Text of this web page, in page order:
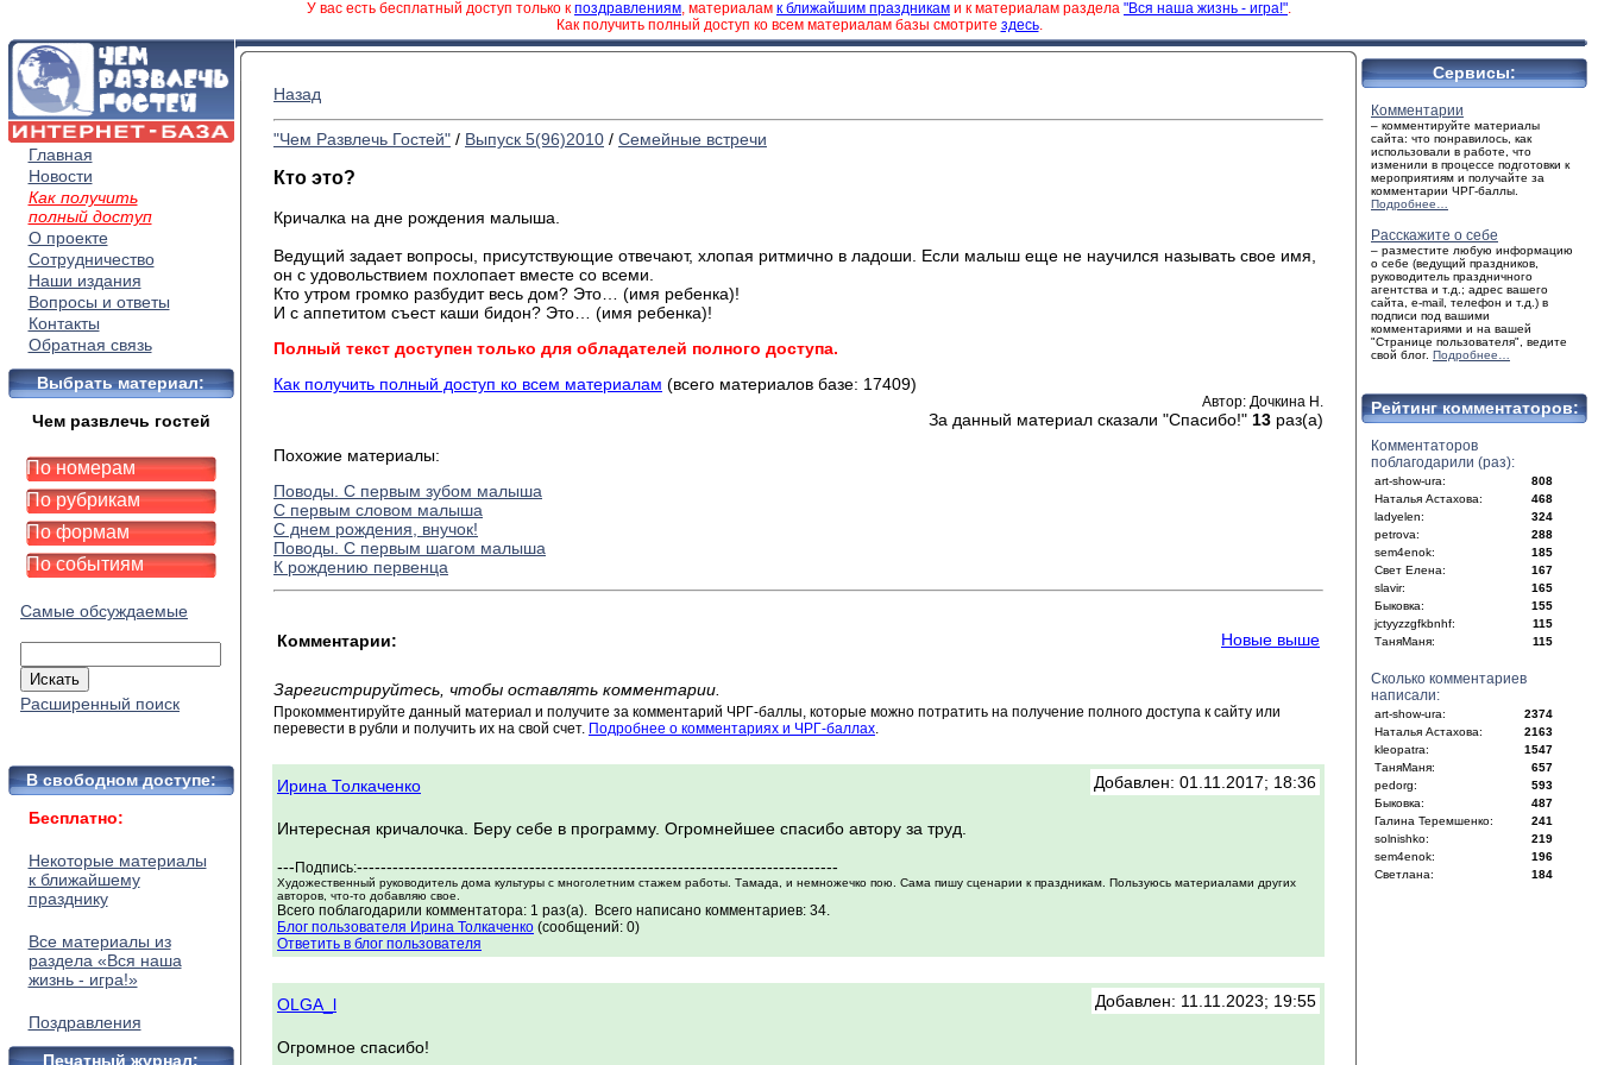
У вас есть бесплатный доступ только к поздравлениям, материалам к ближайшим праздникам и к материалам раздела "Вся наша жизнь - игра!".
Как получить полный доступ ко всем материалам базы смотрите здесь.
Главная
Новости
Как получить
полный доступ
О проекте
Сотрудничество
Наши издания
Вопросы и ответы
Контакты
Обратная связь
Выбрать материал:
Чем развлечь гостей
По номерам
По рубрикам
По формам
По событиям
Самые обсуждаемые
Расширенный поиск
В свободном доступе:
Бесплатно:
Некоторые материалы
к ближайшему
празднику
Все материалы из
раздела «Вся наша
жизнь - игра!»
Поздравления
Печатный журнал:
Назад
"Чем Развлечь Гостей" / Выпуск 5(96)2010 / Семейные встречи
Кто это?
Кричалка на дне рождения малыша.
Ведущий задает вопросы, присутствующие отвечают, хлопая ритмично в ладоши. Если малыш еще не научился называть свое имя,
он с удовольствием похлопает вместе со всеми.
Кто утром громко разбудит весь дом? Это… (имя ребенка)!
И с аппетитом съест каши бидон? Это… (имя ребенка)!
Полный текст доступен только для обладателей полного доступа.
Как получить полный доступ ко всем материалам (всего материалов базе: 17409)
Автор: Дочкина Н.
За данный материал сказали "Спасибо!" 13 раз(а)
Похожие материалы:
Поводы. С первым зубом малыша
С первым словом малыша
С днем рождения, внучок!
Поводы. С первым шагом малыша
К рождению первенца
Комментарии: Новые выше
Зарегистрируйтесь, чтобы оставлять комментарии.
Прокомментируйте данный материал и получите за комментарий ЧРГ-баллы, которые можно потратить на получение полного доступа к сайту или
перевести в рубли и получить их на свой счет. Подробнее о комментариях и ЧРГ-баллах.
Ирина Толкаченко Добавлен: 01.11.2017; 18:36
Интересная кричалочка. Беру себе в программу. Огромнейшее спасибо автору за труд.
--- Подпись:---------------------------------------------------------------------------------
Художественный руководитель дома культуры с многолетним стажем работы. Тамада, и немножечко пою. Сама пишу сценарии к праздникам. Пользуюсь материалами других
авторов, что-то добавляю свое.
Всего поблагодарили комментатора: 1 раз(а). Всего написано комментариев: 34.
Блог пользователя Ирина Толкаченко (сообщений: 0)
Ответить в блог пользователя
OLGA_l Добавлен: 11.11.2023; 19:55
Огромное спасибо!
Сервисы:
Комментарии
– комментируйте материалы
сайта: что понравилось, как
использовали в работе, что
изменили в процессе подготовки к
мероприятиям и получайте за
комментарии ЧРГ-баллы.
Подробнее…
Расскажите о себе
– разместите любую информацию
о себе (ведущий праздников,
руководитель праздничного
агентства и т.д.; адрес вашего
сайта, e-mail, телефон и т.д.) в
подписи под вашими
комментариями и на вашей
"Странице пользователя", ведите
свой блог. Подробнее…
Рейтинг комментаторов:
Комментаторов
поблагодарили (раз):
art-show-ura:
808
Наталья Астахова:
468
ladyelen:
324
petrova:
288
sem4enok:
185
Свет Елена:
167
slavir:
165
Быковка:
155
jctyyzzgfkbnhf:
115
ТаняМаня:
115
Сколько комментариев
написали:
art-show-ura:
2374
Наталья Астахова:
2163
kleopatra:
1547
ТаняМаня:
657
pedorg:
593
Быковка:
487
Галина Теремшенко:
241
solnishko:
219
sem4enok:
196
Светлана:
184